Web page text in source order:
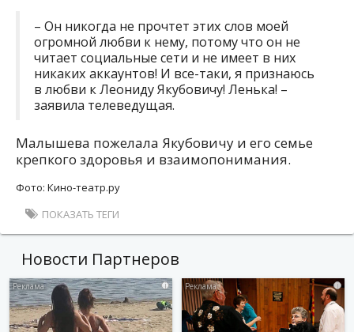
– Он никогда не прочтет этих слов моей
огромной любви к нему, потому что он не
читает социальные сети и не имеет в них
никаких аккаунтов! И все-таки, я признаюсь
в любви к Леониду Якубовичу! Ленька! –
заявила телеведущая.
Малышева пожелала Якубовичу и его семье
крепкого здоровья и взаимопонимания.
Фото: Кино-театр.ру
ПОКАЗАТЬ ТЕГИ
Новости Партнеров
i i